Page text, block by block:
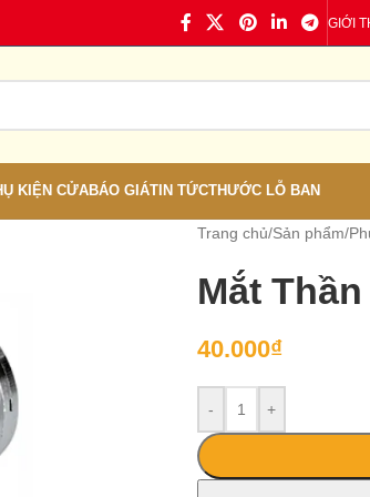
GIỚI
KIỆN CỬABÁO GIÁTIN TỨCTHƯỚC LỖ BAN
Trang chủ/Sản phẩm/
Mắt Thần
40.000₫
- +